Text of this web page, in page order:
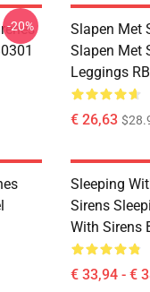
-20%
Slapen Met
Slapen Met
Leggings
€ 26,63
Sleeping
Sirens
With Sirens
€ 33,94 - €